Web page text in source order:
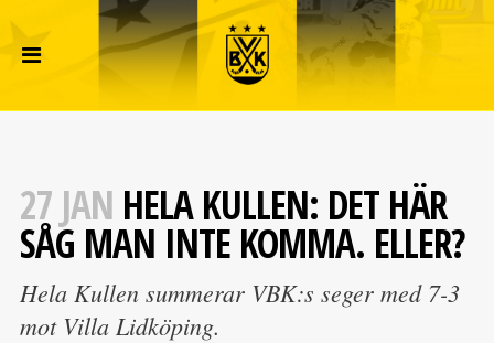
27 JAN HELA KULLEN: DET HÄR
SÅG MAN INTE KOMMA. ELLER?
Hela Kullen summerar VBK:s seger med 7-3
mot Villa Lidköping.